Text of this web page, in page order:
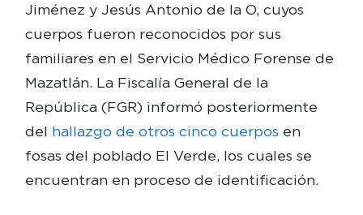
Jiménez y Jesús Antonio de la O, cuyos
cuerpos fueron reconocidos por sus
familiares en el Servicio Médico Forense de
Mazatlán. La Fiscalía General de la
República (FGR) informó posteriormente
del hallazgo de otros cinco cuerpos en
fosas del poblado El Verde, los cuales se
encuentran en proceso de identificación.